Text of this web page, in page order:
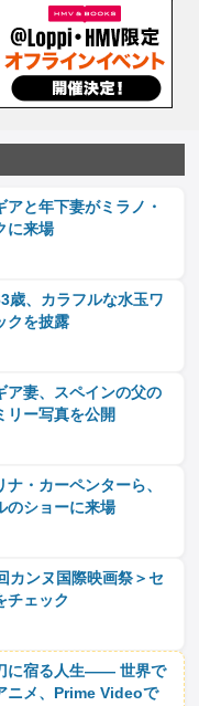
アと年下妻がミラノ・
に来場
歳、カラフルな水玉ワ
クを披露
ア妻、スペインの父の
リー写真を公開
・カーペンターら、
のショーに来場
カンヌ国際映画祭＞セ
チェック
に宿る人生―― 世界で
ニメ、Prime Videoで